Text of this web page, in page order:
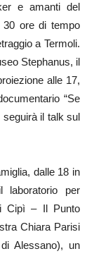
e amanti del
30 ore di tempo
a Termoli.
Stephanus, il
alle 17,
“Se
seguirà il talk sul
dalle 18 in
laboratorio per
Cipì – Il Punto
Chiara Parisi
Alessano), un